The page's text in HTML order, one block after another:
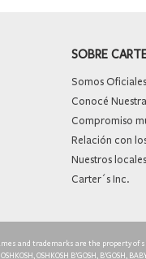
SOBRE
Somos
Conocé
Compromiso
Relación con
Nuestros locales
Carter´s Inc.
and trademarks are the property of
OSHKOSH B’GOSH, B’GOSH,